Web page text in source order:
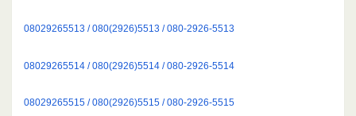
08029265513 / 080(2926)5513 / 080-2926-5513
08029265514 / 080(2926)5514 / 080-2926-5514
08029265515 / 080(2926)5515 / 080-2926-5515